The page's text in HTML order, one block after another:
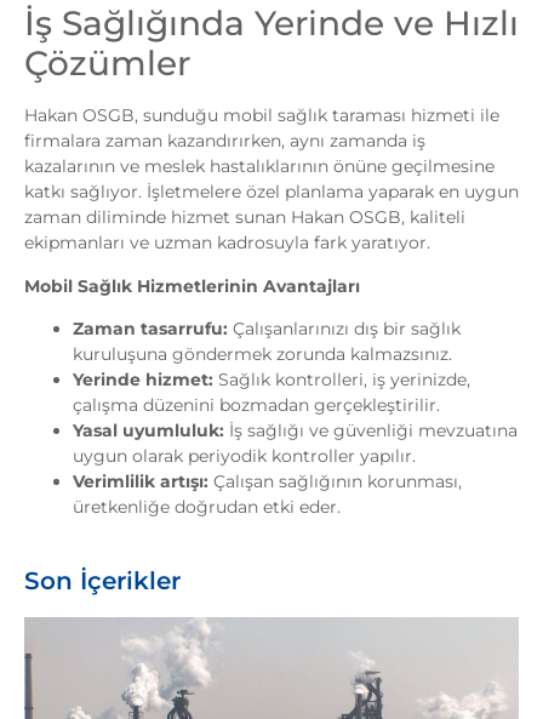
İş Sağlığında Yerinde ve Hızlı
Çözümler
Hakan OSGB, sunduğu mobil sağlık taraması hizmeti ile
firmalara zaman kazandırırken, aynı zamanda iş
kazalarının ve meslek hastalıklarının önüne geçilmesine
katkı sağlıyor. İşletmelere özel planlama yaparak en uygun
zaman diliminde hizmet sunan Hakan OSGB, kaliteli
ekipmanları ve uzman kadrosuyla fark yaratıyor.
Mobil Sağlık Hizmetlerinin Avantajları
Zaman tasarrufu: Çalışanlarınızı dış bir sağlık
kuruluşuna göndermek zorunda kalmazsınız.
Yerinde hizmet: Sağlık kontrolleri, iş yerinizde,
çalışma düzenini bozmadan gerçekleştirilir.
Yasal uyumluluk: İş sağlığı ve güvenliği mevzuatına
uygun olarak periyodik kontroller yapılır.
Verimlilik artışı: Çalışan sağlığının korunması,
üretkenliğe doğrudan etki eder.
Son İçerikler